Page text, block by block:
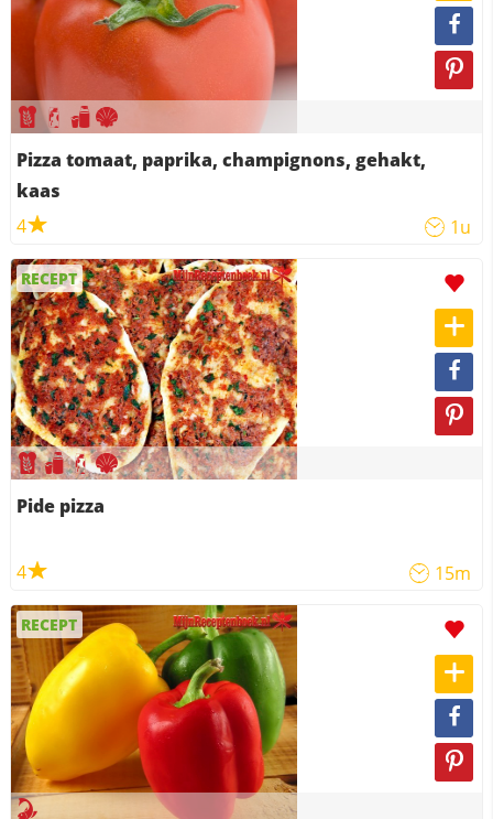
Pizza tomaat, paprika, champignons, gehakt,
kaas
4
1u
RECEPT
Pide pizza
4 15m
RECEPT